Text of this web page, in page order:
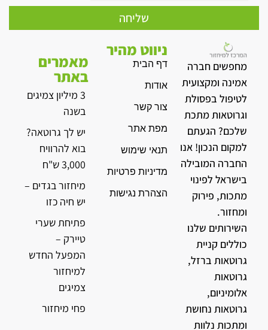
שליחה
מחפשים חברה
אמינה ומקצועית
לטיפול בפסולת
וגרוטאות מתכת
שלכם? הגעתם
למקום הנכון! אנו
החברה המובילה
בישראל לפינוי
מתכות, פירוק
ומחזור.
השירותים שלנו
כוללים קניית
גרוטאות ברזל,
גרוטאות
אלומיניום,
גרוטאות נחושת
ומתכות נלוות
ניווט מהיר
דף הבית
אודות
צור קשר
מפת אתר
תנאי שימוש
מדיניות פרטיות
הצהרת נגישות
מאמרים
באתר
3 מיליון צמיגים
בשנה
יש לך גרוטאה?
בוא להרוויח
3,000 ש"ח
מיחזור בגדים –
יש חיה כזו
פתיחת שערי
טיירק –
המפעל החדש
למיחזור
צמיגים
פחי מיחזור